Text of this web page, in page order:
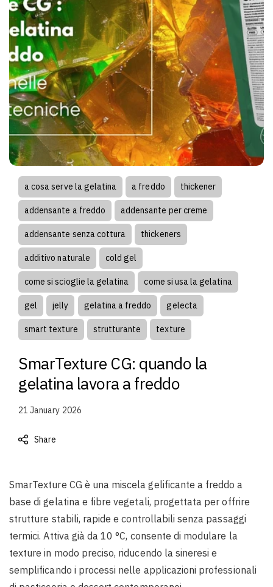
a cosa serve la gelatina a freddo thickener
addensante a freddo addensante per creme
addensante senza cottura thickeners
additivo naturale cold gel
come si scioglie la gelatina come si usa la gelatina
gel jelly gelatina a freddo gelecta
smart texture strutturante texture
SmarTexture CG: quando la
gelatina lavora a freddo
21 January 2026
Share
SmarTexture CG è una miscela gelificante a freddo a
base di gelatina e fibre vegetali, progettata per offrire
strutture stabili, rapide e controllabili senza passaggi
termici. Attiva già da 10 °C, consente di modulare la
texture in modo preciso, riducendo la sineresi e
semplificando i processi nelle applicazioni professionali